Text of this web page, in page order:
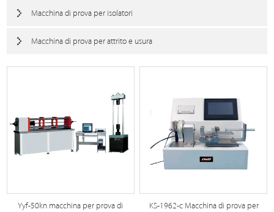
Macchina di prova per isolatori
Macchina di prova per attrito e usura
Yyf-50kn macchina per prova di
KS-1962-c Macchina di prova per